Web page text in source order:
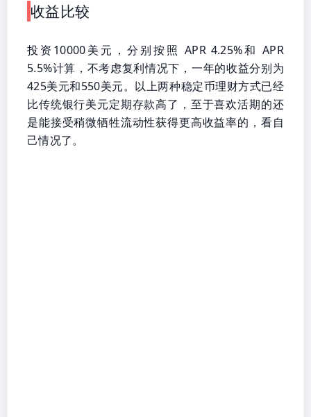
收益比较
投资10000美元，分别按照 APR 4.25%和 APR
5.5%计算，不考虑复利情况下，一年的收益分别为
425美元和550美元。以上两种稳定币理财方式已经
比传统银行美元定期存款高了，至于喜欢活期的还
是能接受稍微牺牲流动性获得更高收益率的，看自
己情况了。